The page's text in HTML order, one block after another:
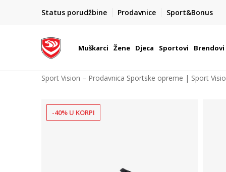
Status porudžbine Prodavnice Sport&Bonus
POZOVITE NAS NA : 055/490-400
Pon-Pet od 9h - 16h
Muškarci Žene Djeca Sportovi Brendovi
Sport Vision – Prodavnica Sportske opreme | Sport
-40% U KORPI